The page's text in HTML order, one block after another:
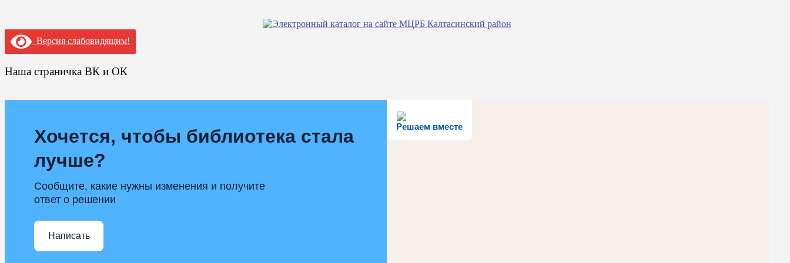
Версия слабовидящим!
Наша страничка ВК и ОК
Решаем вместе
Хочется, чтобы библиотека стала
лучше?
Сообщите, какие нужны изменения и получите
ответ о решении
Написать